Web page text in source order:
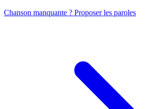
Chanson manquante ? Proposer les paroles